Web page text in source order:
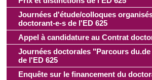
Journées d'étude/colloques
doctorant-e-s de l'ED 625
Appel à candidature au Contrat
Journées doctorales "Parcours
de l'ED 625
Enquête sur le financement du